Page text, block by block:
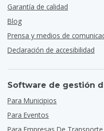
Garantía de calidad
Blog
Prensa y medios de
Declaración de accesibilidad
Software de gestión
Para Municipios
Para Eventos